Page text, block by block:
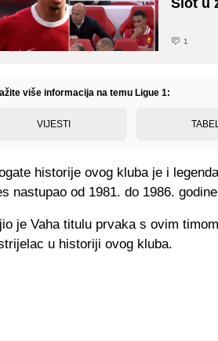
1
više informacija na temu Ligue 1:
VIJESTI
historije ovog kluba je i
nastupao od 1981. do 1986.
je Vaha titulu prvaka s ovim
u historiji ovog kluba.